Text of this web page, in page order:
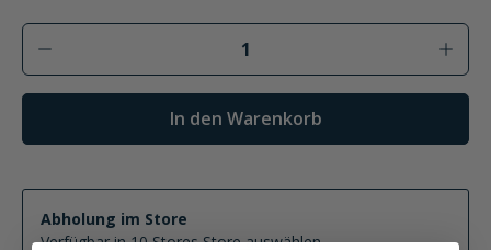
Produkt Anzahl: Gib den gewünschten
In den Warenkorb
Abholung im Store
Verfügbar in 10 Stores Store auswählen